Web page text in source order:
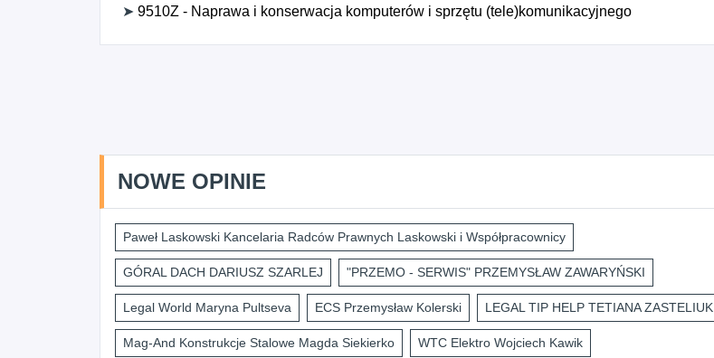
➤ 9510Z - Naprawa i konserwacja komputerów i sprzętu (tele)komunikacyjnego
NOWE OPINIE
Paweł Laskowski Kancelaria Radców Prawnych Laskowski i Współpracownicy
GÓRAL DACH DARIUSZ SZARLEJ "PRZEMO - SERWIS" PRZEMYSŁAW ZAWARYŃSKI
Legal World Maryna Pultseva ECS Przemysław Kolerski LEGAL TIP HELP TETIANA ZASTELIUK
Mag-And Konstrukcje Stalowe Magda Siekierko WTC Elektro Wojciech Kawik